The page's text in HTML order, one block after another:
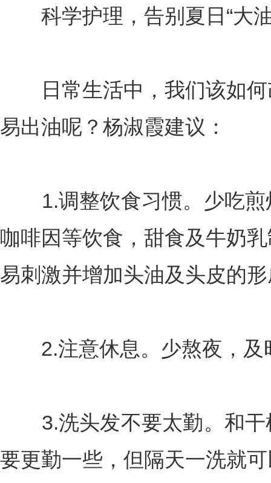
科学护理，告别夏日“大
日常生活中，我们该如何
易出油呢？杨淑霞建议：
1.调整饮食习惯。少吃煎
咖啡因等饮食，甜食及牛奶
易刺激并增加头油及头皮的
2.注意休息。少熬夜，及
3.洗头发不要太勤。和干
要更勤一些，但隔天一洗就